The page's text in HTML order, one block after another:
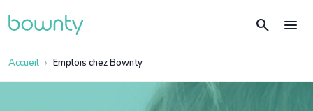
search menu
Accueil Emplois chez Bownty